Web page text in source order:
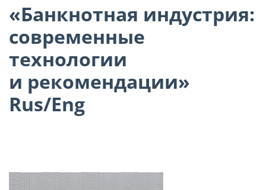
«Банкнотная индустрия:
современные
технологии
и рекомендации»
Rus/Eng